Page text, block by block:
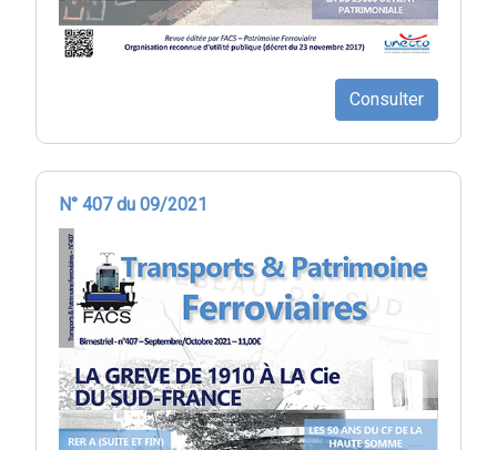
Consulter
N° 407 du 09/2021